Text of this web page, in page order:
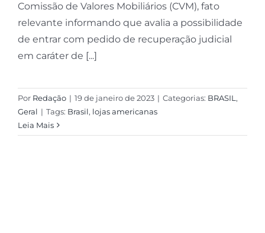
Comissão de Valores Mobiliários (CVM), fato
relevante informando que avalia a possibilidade
de entrar com pedido de recuperação judicial
em caráter de [...]
Por Redação | 19 de janeiro de 2023 | Categorias: BRASIL,
Geral | Tags: Brasil, lojas americanas
Leia Mais